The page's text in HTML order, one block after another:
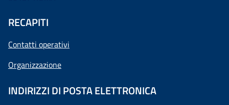
RECAPITI
Contatti operativi
Organizzazione
INDIRIZZI DI POSTA ELETTRONICA